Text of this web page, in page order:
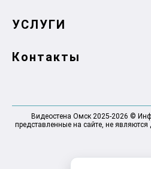
УСЛУГИ
Контакты
Видеостена Омск 2025-2026 ©
представленные на сайте, не